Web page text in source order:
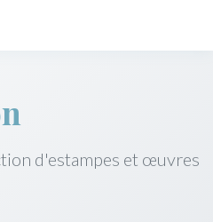
d'estampes et œuvres